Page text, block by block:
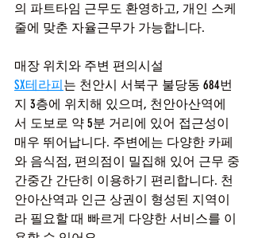
의 파트타임 근무도 환영하고, 개인 스케
줄에 맞춘 자율근무가 가능합니다.
매장 위치와 주변 편의시설
SX테라피는 천안시 서북구 불당동 684번
지 3층에 위치해 있으며, 천안아산역에
서 도보로 약 5분 거리에 있어 접근성이
매우 뛰어납니다. 주변에는 다양한 카페
와 음식점, 편의점이 밀집해 있어 근무 중
간중간 간단히 이용하기 편리합니다. 천
안아산역과 인근 상권이 형성된 지역이
라 필요할 때 빠르게 다양한 서비스를 이